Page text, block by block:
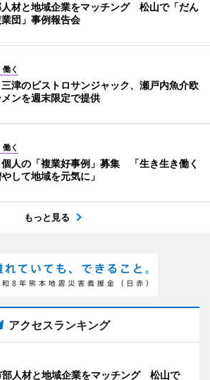
材と地域企業をマッチング 松山で「だん
団」事例報告会
く
津のビストロサンジャック、瀬戸内魚介欧
ンを週末限定で提供
く
人の「複業好事例」募集 「生き生き働く
して地域を元気に」
もっと見る
アクセスランキング
部人材と地域企業をマッチング 松山で